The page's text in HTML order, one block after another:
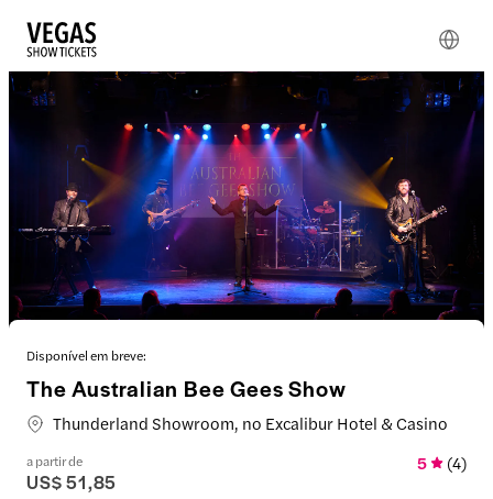
Disponível em breve:
The Australian Bee Gees Show
Thunderland Showroom, no Excalibur Hotel & Casino
a partir de
US$ 51,85
5 (4)